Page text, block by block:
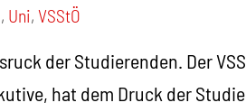
, Uni,VSStÖ
der Studierenden. Der
hat dem Druck der